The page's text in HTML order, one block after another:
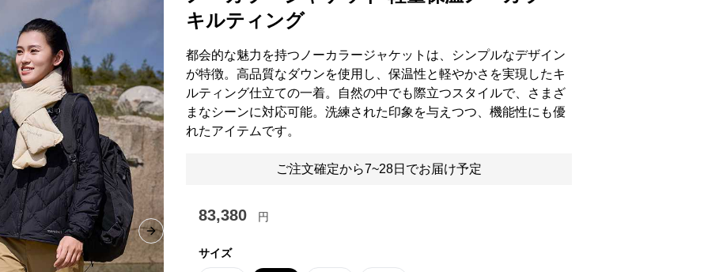
Next slide
キルティング
都会的な魅力を持つノーカラージャケットは、シンプルなデザイン
が特徴。高品質なダウンを使用し、保温性と軽やかさを実現したキ
ルティング仕立ての一着。自然の中でも際立つスタイルで、さまざ
まなシーンに対応可能。洗練された印象を与えつつ、機能性にも優
れたアイテムです。
ご注文確定から7~28日でお届け予定
83,380 円
サイズ